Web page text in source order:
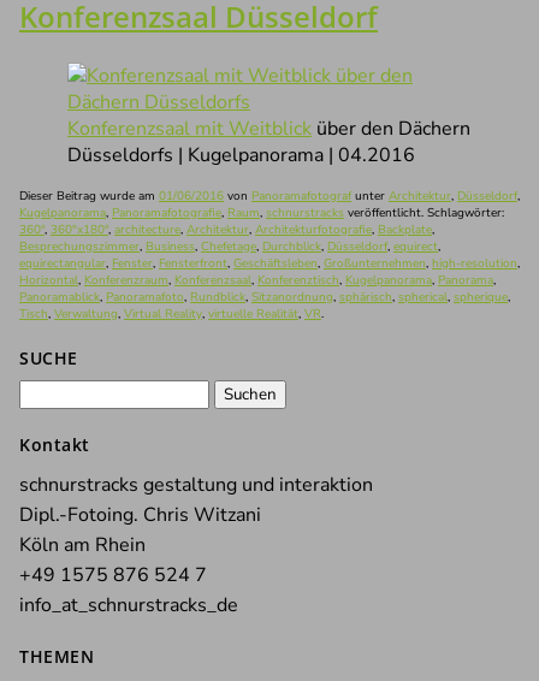
Konferenzsaal Düsseldorf
Konferenzsaal mit Weitblick über den Dächern
Düsseldorfs | Kugelpanorama | 04.2016
Dieser Beitrag wurde am 01/06/2016 von Panoramafotografunter Architektur, Düsseldorf,
Kugelpanorama, Panoramafotografie, Raum, schnurstracks veröffentlicht. Schlagwörter:
360°, 360°x180°, architecture, Architektur, Architekturfotografie, Backplate,
Besprechungszimmer, Business, Chefetage, Durchblick, Düsseldorf, equirect,
equirectangular, Fenster, Fensterfront, Geschäftsleben, Großunternehmen, high-resolution,
Horizontal, Konferenzraum, Konferenzsaal, Konferenztisch, Kugelpanorama, Panorama,
Panoramablick, Panoramafoto, Rundblick, Sitzanordnung, sphärisch, spherical, spherique,
Tisch, Verwaltung, Virtual Reality, virtuelle Realität, VR.
SUCHE
Kontakt
schnurstracks gestaltung und interaktion
Dipl.-Fotoing. Chris Witzani
Köln am Rhein
+49 1575 876 524 7
info_at_schnurstracks_de
THEMEN